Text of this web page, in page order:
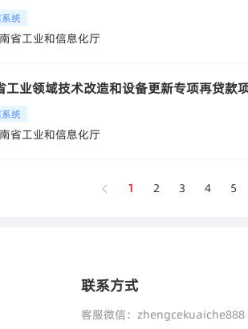
统
省工业和信息化厅
工业领域技术改造和设备更新专项再贷款
统
省工业和信息化厅
1 2 3 4 5
联系方式
客服微信：zhengcekuaiche888